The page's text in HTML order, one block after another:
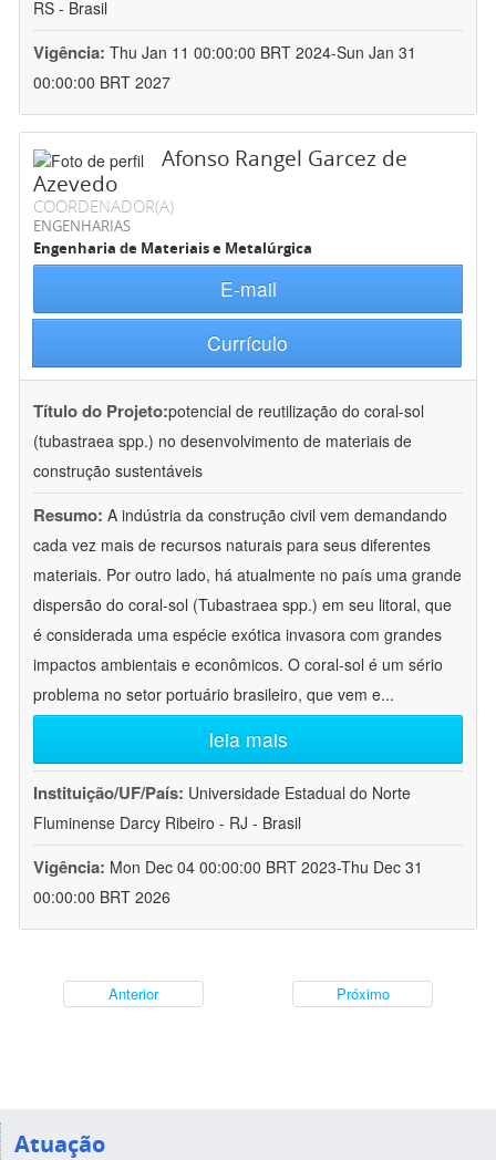
RS - Brasil
Vigência: Thu Jan 11 00:00:00 BRT 2024-Sun Jan 31
00:00:00 BRT 2027
Afonso Rangel Garcez de
Azevedo
COORDENADOR(A)
ENGENHARIAS
Engenharia de Materiais e Metalúrgica
E-mail
Currículo
Título do Projeto:potencial de reutilização do coral-sol
(tubastraea spp.) no desenvolvimento de materiais de
construção sustentáveis
Resumo: A indústria da construção civil vem demandando
cada vez mais de recursos naturais para seus diferentes
materiais. Por outro lado, há atualmente no país uma grande
dispersão do coral-sol (Tubastraea spp.) em seu litoral, que
é considerada uma espécie exótica invasora com grandes
impactos ambientais e econômicos. O coral-sol é um sério
problema no setor portuário brasileiro, que vem e...
leia mais
Instituição/UF/País: Universidade Estadual do Norte
Fluminense Darcy Ribeiro - RJ - Brasil
Vigência: Mon Dec 04 00:00:00 BRT 2023-Thu Dec 31
00:00:00 BRT 2026
Anterior Próximo
Atuação